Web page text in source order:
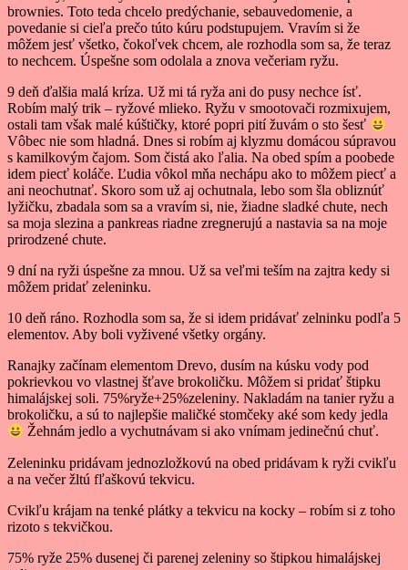
brownies. Toto teda chcelo predýchanie, sebauvedomenie, a
povedanie si cieľa prečo túto kúru podstupujem. Vravím si že
môžem jesť všetko, čokoľvek chcem, ale rozhodla som sa, že teraz
to nechcem. Úspešne som odolala a znova večeriam ryžu.
9 deň ďalšia malá kríza. Už mi tá ryža ani do pusy nechce ísť.
Robím malý trik – ryžové mlieko. Ryžu v smootovači rozmixujem,
ostali tam však malé kúštičky, ktoré popri pití žuvám o sto šesť
Vôbec nie som hladná. Dnes si robím aj klyzmu domácou súpravou
s kamilkovým čajom. Som čistá ako ľalia. Na obed spím a poobede
idem piecť koláče. Ľudia vôkol mňa nechápu ako to môžem piecť a
ani neochutnať. Skoro som už aj ochutnala, lebo som šla obliznúť
lyžičku, zbadala som sa a vravím si, nie, žiadne sladké chute, nech
sa moja slezina a pankreas riadne zregnerujú a nastavia sa na moje
prirodzené chute.
9 dní na ryži úspešne za mnou. Už sa veľmi teším na zajtra kedy si
môžem pridať zeleninku.
10 deň ráno. Rozhodla som sa, že si idem pridávať zelninku podľa 5
elementov. Aby boli vyživené všetky orgány.
Ranajky začínam elementom Drevo, dusím na kúsku vody pod
pokrievkou vo vlastnej šťave brokoličku. Môžem si pridať štipku
himalájskej soli. 75%ryže+25%zeleniny. Nakladám na tanier ryžu a
brokoličku, a sú to najlepšie maličké stomčeky aké som kedy jedla
Žehnám jedlo a vychutnávam si ako vnímam jedinečnú chuť.
Zeleninku pridávam jednozložkovú na obed pridávam k ryži cvikľu
a na večer žltú fľaškovú tekvicu.
Cvikľu krájam na tenké plátky a tekvicu na kocky – robím si z toho
rizoto s tekvičkou.
75% ryže 25% dusenej či parenej zeleniny so štipkou himalájskej